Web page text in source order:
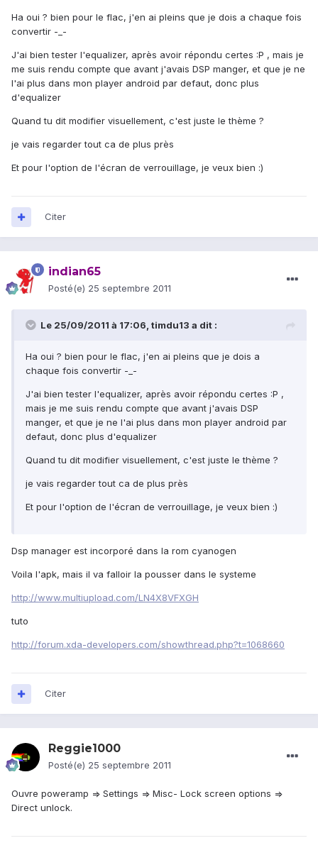
Ha oui ? bien pour le flac, j'en ai pleins que je dois a chaque fois
convertir -_-
J'ai bien tester l'equalizer, après avoir répondu certes :P , mais je
me suis rendu compte que avant j'avais DSP manger, et que je ne
l'ai plus dans mon player android par defaut, donc plus
d'equalizer
Quand tu dit modifier visuellement, c'est juste le thème ?
je vais regarder tout ca de plus près
Et pour l'option de l'écran de verrouillage, je veux bien :)
Citer
indian65
Posté(e) 25 septembre 2011
Le 25/09/2011 à 17:06, timdu13 a dit :
Ha oui ? bien pour le flac, j'en ai pleins que je dois a
chaque fois convertir -_-
J'ai bien tester l'equalizer, après avoir répondu certes :P ,
mais je me suis rendu compte que avant j'avais DSP
manger, et que je ne l'ai plus dans mon player android par
defaut, donc plus d'equalizer
Quand tu dit modifier visuellement, c'est juste le thème ?
je vais regarder tout ca de plus près
Et pour l'option de l'écran de verrouillage, je veux bien :)
Dsp manager est incorporé dans la rom cyanogen
Voila l'apk, mais il va falloir la pousser dans le systeme
http://www.multiupload.com/LN4X8VFXGH
tuto
http://forum.xda-developers.com/showthread.php?t=1068660
Citer
Reggie1000
Posté(e) 25 septembre 2011
Ouvre poweramp => Settings => Misc- Lock screen options =>
Direct unlock.